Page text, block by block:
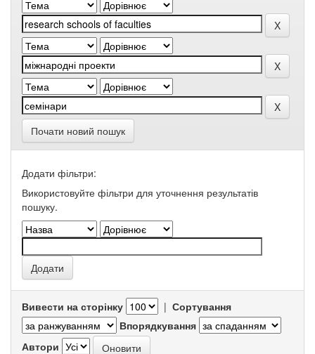
Почати новий пошук
Додати фільтри:
Використовуйте фільтри для уточнення результатів
пошуку.
Вивести на сторінку | Сортування
Впорядкування
Автори